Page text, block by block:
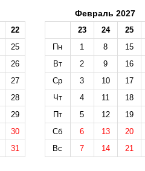
22
25
26
27
28
29
30
31
Февраль 2027
23 24
25
Пн
1 8
15
Вт
2 9
16
Ср
3 10
17
Чт
4 11
18
Пт
5 12
19
Сб
6 13
20
Вс
7 14 21